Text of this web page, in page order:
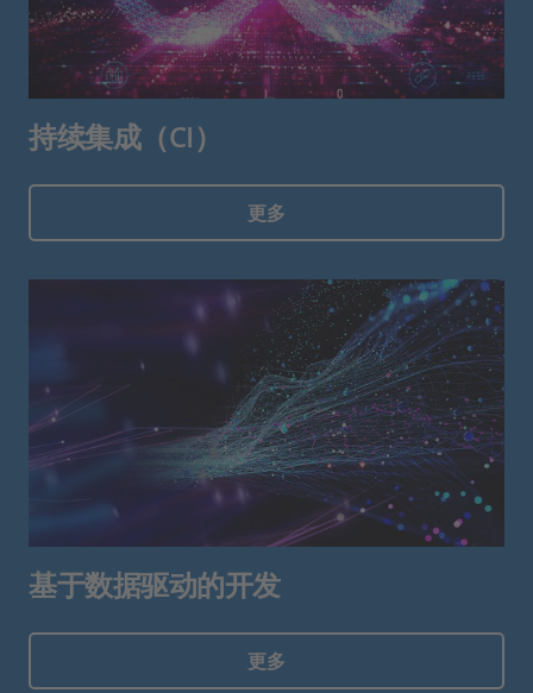
持续集成（CI）
更多
基于数据驱动的开发
更多